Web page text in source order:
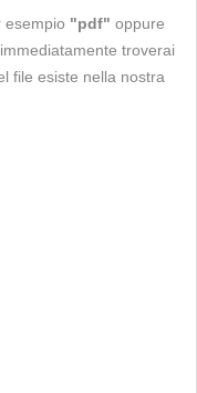
esempio "pdf" oppure
troverai
file esiste nella nostra